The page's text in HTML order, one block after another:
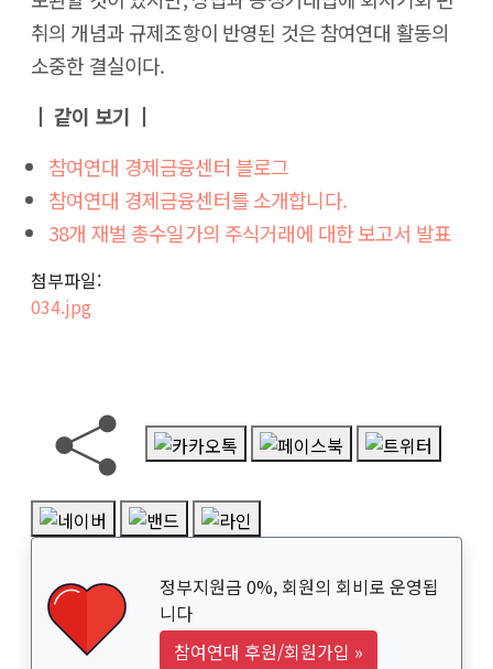
취의 개념과 규제조항이 반영된 것은 참여연대 활동의
소중한 결실이다.
┃ 같이 보기 ┃
참여연대 경제금융센터 블로그
참여연대 경제금융센터를 소개합니다.
38개 재벌 총수일가의 주식거래에 대한 보고서 발표
첨부파일:
034.jpg
정부지원금 0%, 회원의 회비로 운영됩
니다
참여연대 후원/회원가입 »